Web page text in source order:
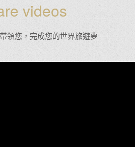
videos
領您，完成您的世界旅遊夢